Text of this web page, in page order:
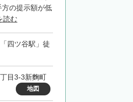
の提示額が低
読む
四ツ谷駅」徒
目3-3新麴町
地図